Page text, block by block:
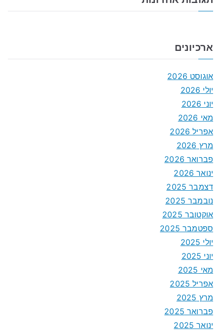
ארכיונים
אוגוסט 2026
יולי 2026
יוני 2026
מאי 2026
אפריל 2026
מרץ 2026
פברואר 2026
ינואר 2026
דצמבר 2025
נובמבר 2025
אוקטובר 2025
ספטמבר 2025
יולי 2025
יוני 2025
מאי 2025
אפריל 2025
מרץ 2025
פברואר 2025
ינואר 2025